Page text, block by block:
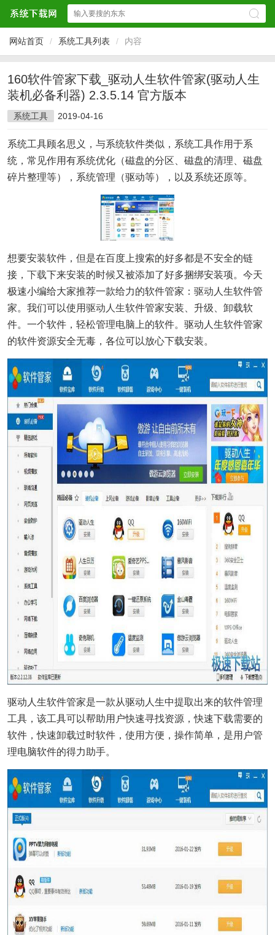
网站首页 / 系统工具列表 / 内容
160软件管家下载_驱动人生软件管家(驱动人生
装机必备利器) 2.3.5.14 官方版本
系统工具 2019-04-16
系统工具顾名思义，与系统软件类似，系统工具作用于系
统，常见作用有系统优化（磁盘的分区、磁盘的清理、磁盘
碎片整理等），系统管理（驱动等），以及系统还原等。
想要安装软件，但是在百度上搜索的好多都是不安全的链
接， 下载下来安装的时候又被添加了好多捆绑安装项。今天
极速小编给大家推荐一款给力的软件管家： 驱动 人生软件管
家。我们可以使用驱动人生软件管家安装、升级、卸载软
件。一个软件，轻松管理电脑上的软件。驱动人生软件管家
的软件资源安全无毒，各位可以放心下载安装。
驱动人生软件管家是一款从驱动人生中提取出来的软件管理
工具，该工具可以帮助用户快速寻找资源，快速下载需要的
软件，快速卸载过时软件，使用方便，操作简单，是用户管
理电脑软件的得力助手。